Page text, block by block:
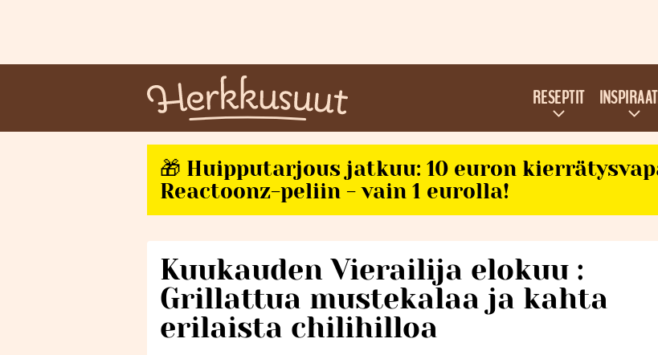
RESEPTIT
🎁 Huipputarjous jatkuu: 10 euron
Reactoonz-peliin - vain 1 eurolla!
Kuukauden Vierailija elokuu :
Grillattua mustekalaa ja kahta
erilaista chilihilloa